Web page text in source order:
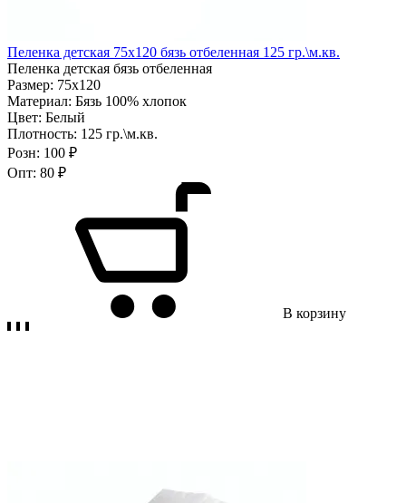
Пеленка детская 75х120 бязь отбеленная 125 гр.\м.кв.
Пеленка детская бязь отбеленная
Размер: 75х120
Материал: Бязь 100% хлопок
Цвет: Белый
Плотность: 125 гр.\м.кв.
Розн: 100 ₽
Опт: 80 ₽
В корзину